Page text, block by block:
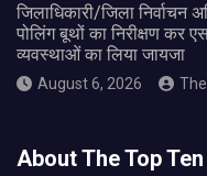
जिलाधिकारी/जिला निर्वाचन
पोलिंग बूथों का निरीक्षण कर
व्यवस्थाओं का लिया जायजा
August 6, 2026
About The Top